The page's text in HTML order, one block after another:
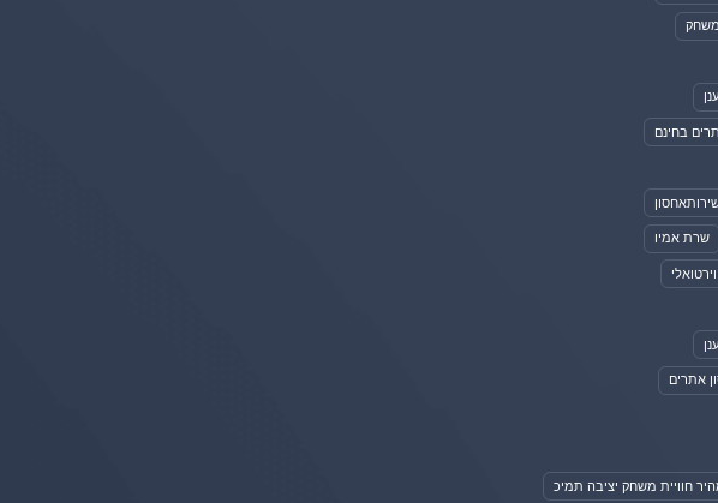
בחינם
שרת אמיו
אתרים
חוויית משחק יציבה תמיכ